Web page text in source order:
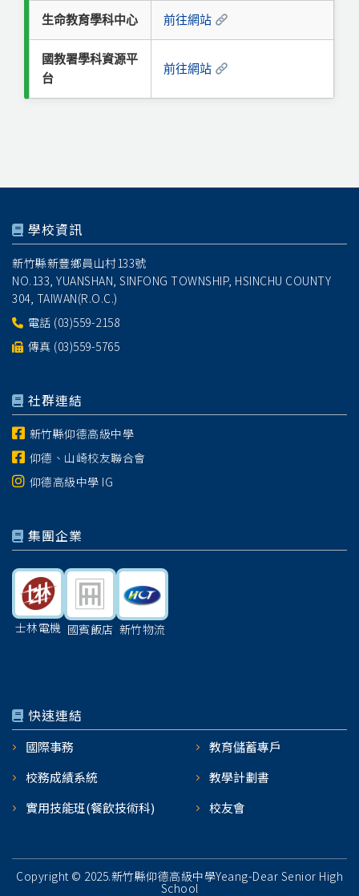
生命教育學科中心 前往網站
國教署學科資源平
台
前往網站
學校資訊
新竹縣新豐鄉員山村133號
NO.133, YUANSHAN, SINFONG TOWNSHIP, HSINCHU COUNTY
304, TAIWAN(R.O.C.)
電話 (03)559-2158
傳真 (03)559-5765
社群連結
新竹縣仰德高級中學
仰德、山崎校友聯合會
仰德高級中學 IG
集團企業
士林電機 國賓飯店 新竹物流
快速連結
國際事務
教育儲蓄專戶
校務成績系統
教學計劃書
實用技能班(餐飲技術科)
校友會
Copyright © 2025.新竹縣仰德高級中學Yeang-Dear Senior High
School